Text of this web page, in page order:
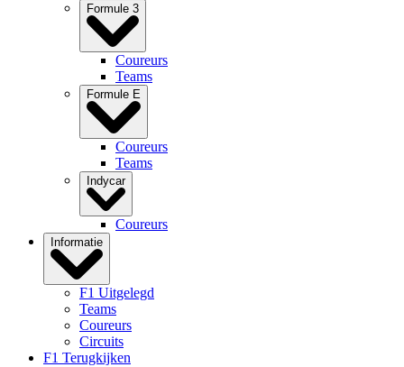
Formule 3
Coureurs
Teams
Formule E
Coureurs
Teams
Indycar
Coureurs
Informatie
F1 Uitgelegd
Teams
Coureurs
Circuits
F1 Terugkijken